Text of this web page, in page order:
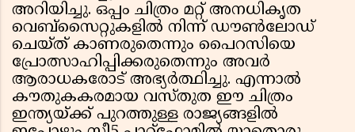
അറിയിച്ചു. ഒപ്പം ചിത്രം മറ്റ് അനധികൃത
വെബ്‌സൈറ്റുകളിൽ നിന്ന് ഡൗൺലോഡ്
ചെയ്ത് കാണരുതെന്നും പൈറസിയെ
പ്രോത്സാഹിപ്പിക്കരുതെന്നും അവർ
ആരാധകരോട് അഭ്യർത്ഥിച്ചു. എന്നാൽ
കൗതുകകരമായ വസ്തുത ഈ ചിത്രം
ഇന്ത്യയ്ക്ക് പുറത്തുള്ള രാജ്യങ്ങളിൽ